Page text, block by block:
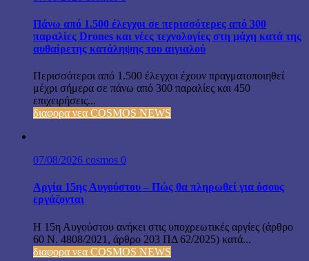
Πάνω από 1.500 έλεγχοι σε περισσότερες από 300
παραλίες Drones και νέες τεχνολογίες στη μάχη κατά της
αυθαίρετης κατάληψης του αιγιαλού
Περισσότεροι από 1.500 έλεγχοι έχουν πραγματοποιηθεί
μέχρι σήμερα σε πάνω από 300 παραλίες και 450
επιχειρήσεις...
διαφορα νεα COSMOS NEWS
07/08/2026 cosmos 0
Αργία 15ης Αυγούστου – Πώς θα πληρωθεί για όσους
εργάζονται
Η 15η Αυγούστου ανήκει στις υποχρεωτικές αργίες (άρθρο
60 Ν. 4808/2021, άρθρο 203 ΠΔ 62/2025) κατά...
διαφορα νεα COSMOS NEWS